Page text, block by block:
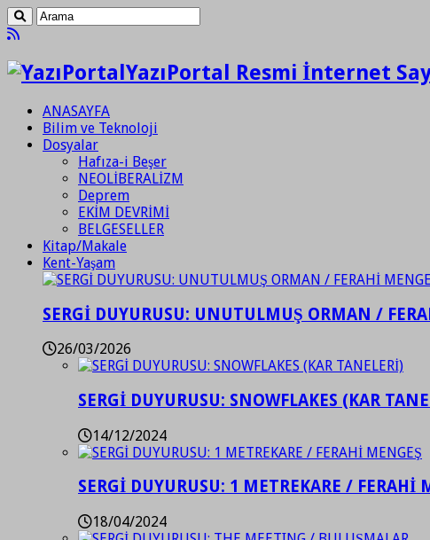
YazıPortal Resmi İnternet
ANASAYFA
Bilim ve Teknoloji
Dosyalar
Hafıza-i Beşer
NEOLİBERALİZM
Deprem
EKİM DEVRİMİ
BELGESELLER
Kitap/Makale
Kent-Yaşam
SERGİ DUYURUSU: UNUTULMUŞ ORMAN /
26/03/2026
SERGİ DUYURUSU: SNOWFLAKES (KAR
14/12/2024
SERGİ DUYURUSU: 1 METREKARE / FERAHİ
18/04/2024